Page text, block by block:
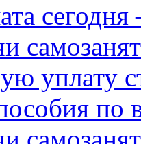
уплату
по